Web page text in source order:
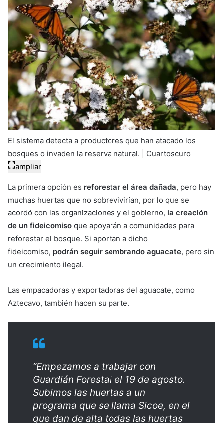
El sistema detecta a productores que han atacado los
bosques o invaden la reserva natural. | Cuartoscuro
ampliar
La primera opción es reforestar el área dañada, pero hay
muchas huertas que no sobrevivirían, por lo que se
acordó con las organizaciones y el gobierno, la creación
de un fideicomiso que apoyarán a comunidades para
reforestar el bosque. Si aportan a dicho
fideicomiso, podrán seguir sembrando aguacate, pero sin
un crecimiento ilegal.
Las empacadoras y exportadoras del aguacate, como
Aztecavo, también hacen su parte.
“Empezamos a trabajar con
Guardián Forestal el 19 de agosto.
Subimos las huertas a un
programa que se llama Sicoe, en el
que dan de alta todas las huertas